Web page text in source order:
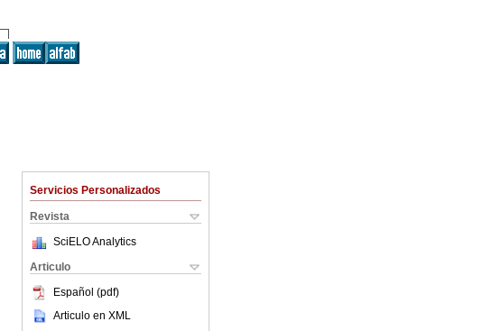
Servicios Personalizados
Revista
SciELO Analytics
Articulo
Español (pdf)
Articulo en XML